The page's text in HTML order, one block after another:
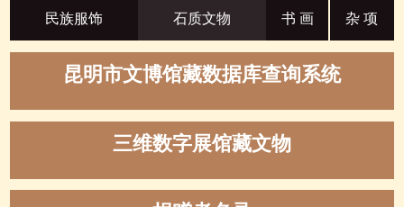
民族服饰 石质文物 书 画 杂 项
昆明市文博馆藏数据库查询系统
三维数字展馆藏文物